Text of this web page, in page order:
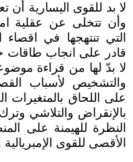
لا بد للقوى اليسارية أن
وأن تتخلى عن عقلية
التي تنتهجها في
قادر على انجاب طاقات
لا بدّ لها من قراءة
والتشخيص لأسباب
على اللحاق بالمتغيرات
بالإنقراض والتلاشي
النظرة للهيمنة على
الأقصى للقوى